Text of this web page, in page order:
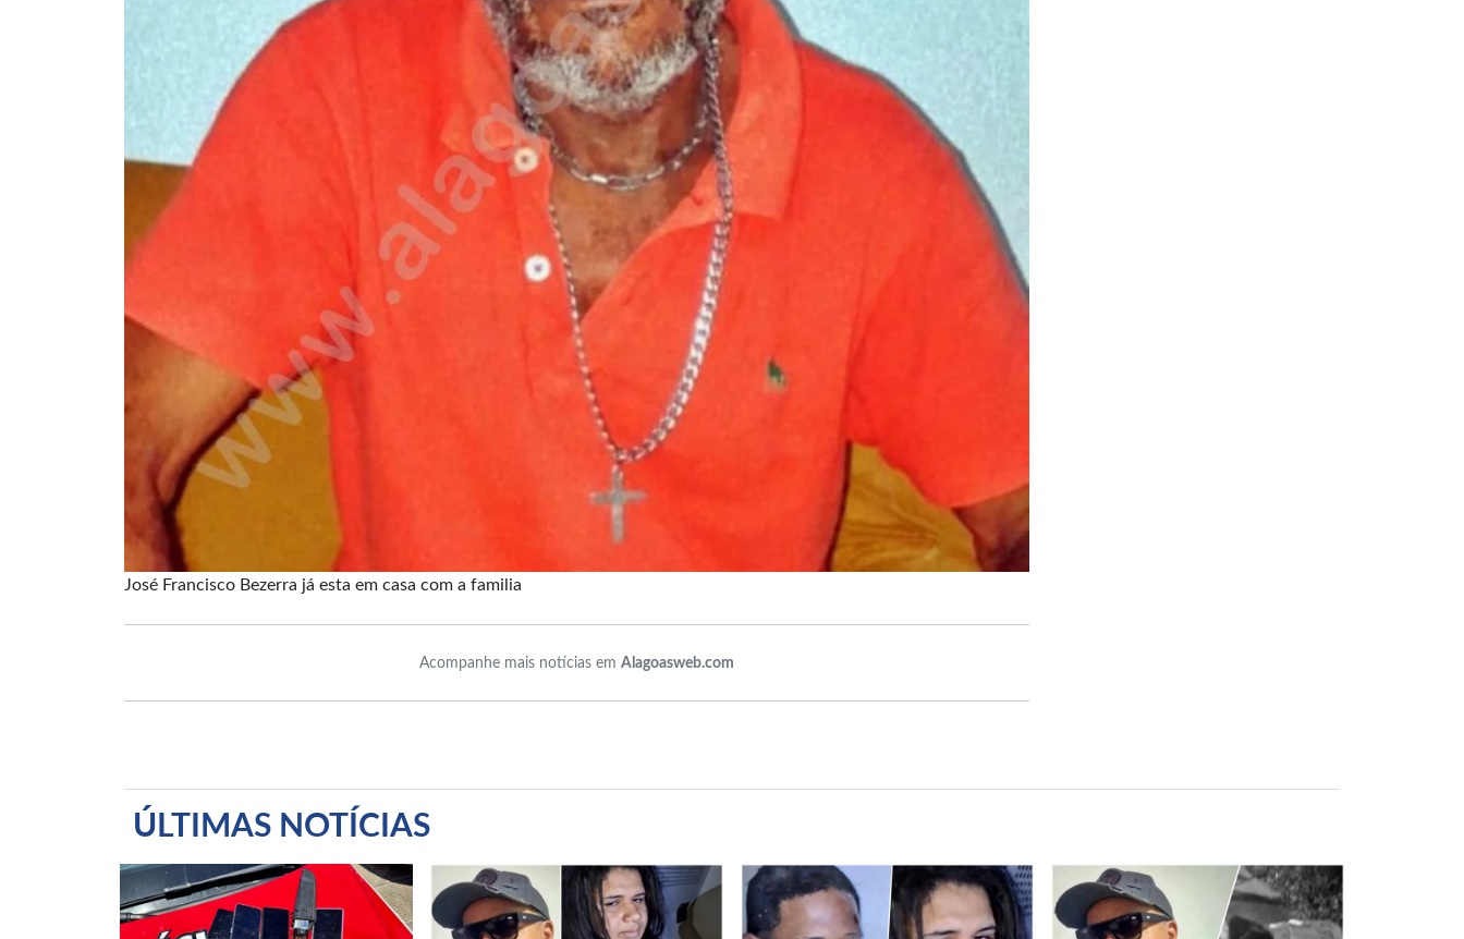
José Francisco Bezerra já esta em casa com a familia
Acompanhe mais notícias em Alagoasweb.com
ÚLTIMAS NOTÍCIAS